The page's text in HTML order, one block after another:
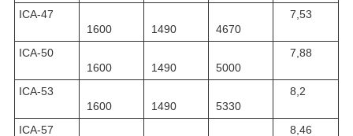
ІСА-47
1600
1490 4670
7,53
ІСА-50
1600
1490 5000
7,88
ІСА-53
1600
1490 5330
8,2
ІСА-57 8,46